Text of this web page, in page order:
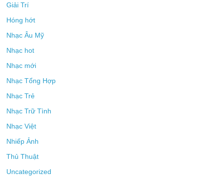
Giải Trí
Hóng hớt
Nhạc Âu Mỹ
Nhạc hot
Nhạc mới
Nhạc Tổng Hợp
Nhạc Trẻ
Nhạc Trữ Tình
Nhạc Việt
Nhiếp Ảnh
Thủ Thuật
Uncategorized